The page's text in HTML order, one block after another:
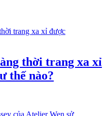
thời trang xa xỉ
thế nào?